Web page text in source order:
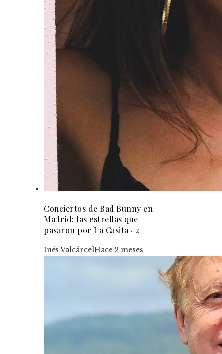
Conciertos de Bad Bunny en
Madrid: las estrellas que
pasaron por La Casita · 2
Inés ValcárcelHace 2 meses